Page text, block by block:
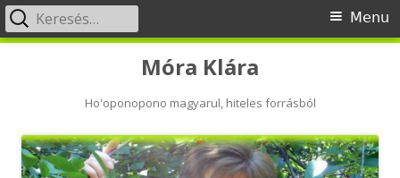
Móra Klára
Ho'oponopono magyarul, hiteles forrásból
Primary
Menu
Keresés: